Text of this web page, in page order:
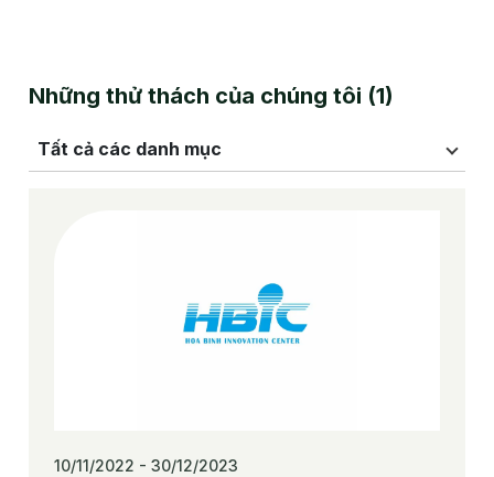
Những thử thách của chúng tôi (1)
Tất cả các danh mục
10/11/2022 - 30/12/2023